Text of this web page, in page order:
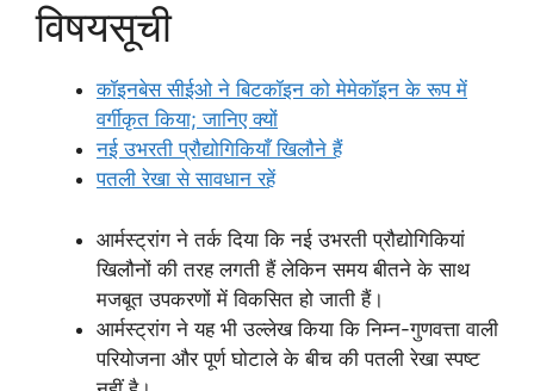
विषयसूची
कॉइनबेस सीईओ ने बिटकॉइन को मेमेकॉइन के रूप में
वर्गीकृत किया; जानिए क्यों
नई उभरती प्रौद्योगिकियाँ खिलौने हैं
पतली रेखा से सावधान रहें
आर्मस्ट्रांग ने तर्क दिया कि नई उभरती प्रौद्योगिकियां
खिलौनों की तरह लगती हैं लेकिन समय बीतने के साथ
मजबूत उपकरणों में विकसित हो जाती हैं।
आर्मस्ट्रांग ने यह भी उल्लेख किया कि निम्न-गुणवत्ता वाली
परियोजना और पूर्ण घोटाले के बीच की पतली रेखा स्पष्ट